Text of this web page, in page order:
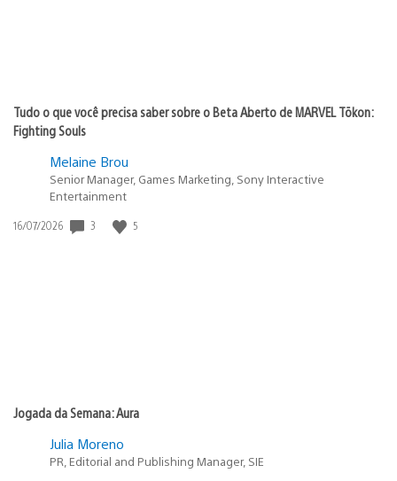
Tudo o que você precisa saber sobre o Beta Aberto de MARVEL Tōkon:
Fighting Souls
Melaine Brou
Senior Manager, Games Marketing, Sony Interactive
Entertainment
Data
16/07/2026 3 5
Jogada da Semana: Aura
Julia Moreno
PR, Editorial and Publishing Manager, SIE